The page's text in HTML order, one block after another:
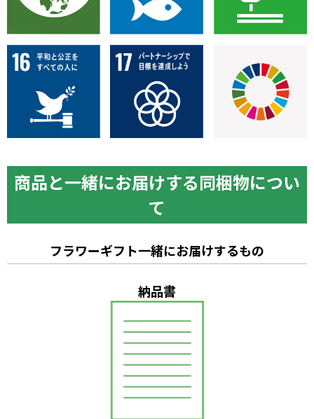
商品と一緒にお届けする同梱物につい
て
フラワーギフト一緒にお届けするもの
納品書